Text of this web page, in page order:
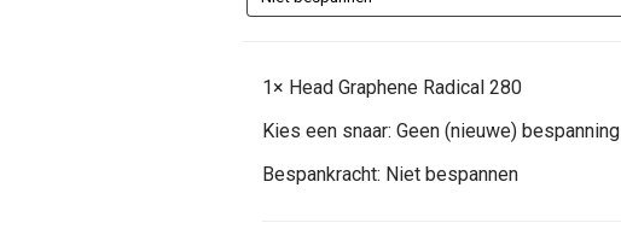
1× Head Graphene Radical 280
Kies een snaar: Geen (nieuwe) bespanning
Bespankracht: Niet bespannen